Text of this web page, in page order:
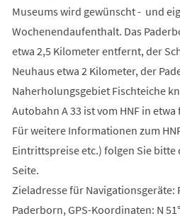
Museums wird gewünscht - und
Wochenendaufenthalt. Das
etwa 2,5 Kilometer entfernt, der
Neuhaus etwa 2 Kilometer, der
Naherholungsgebiet Fischteiche
Autobahn A 33 ist vom HNF in
Für weitere Informationen zum
Eintrittspreise etc.) folgen Sie
Seite.
Zieladresse für Navigationsgeräte:
Paderborn, GPS-Koordinaten: N